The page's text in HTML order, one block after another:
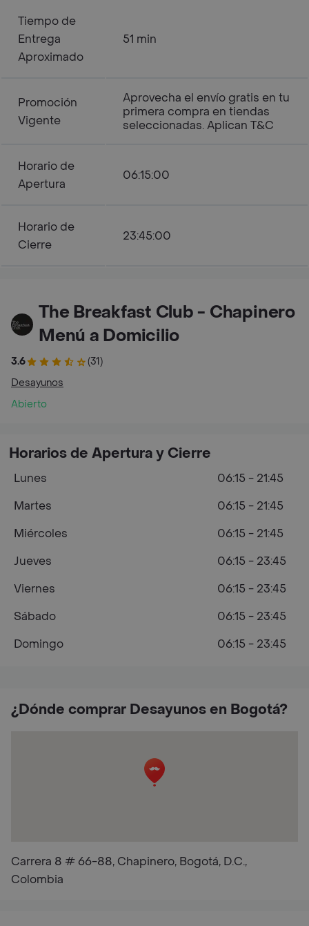
Tiempo de
Entrega
Aproximado
51 min
Promoción
Vigente
Aprovecha el envío gratis en tu
primera compra en tiendas
seleccionadas. Aplican T&C
Horario de
Apertura
06:15:00
Horario de
Cierre
23:45:00
The Breakfast Club - Chapinero
Menú a Domicilio
3.6
(31)
Desayunos
Abierto
¿Dónde comprar Desayunos en Bogotá?
Carrera 8 # 66-88, Chapinero, Bogotá, D.C.,
Colombia
Horarios de Apertura y Cierre
Lunes
06:15 - 21:45
Martes
06:15 - 21:45
Miércoles
06:15 - 21:45
Jueves
06:15 - 23:45
Viernes
06:15 - 23:45
Sábado
06:15 - 23:45
Domingo
06:15 - 23:45